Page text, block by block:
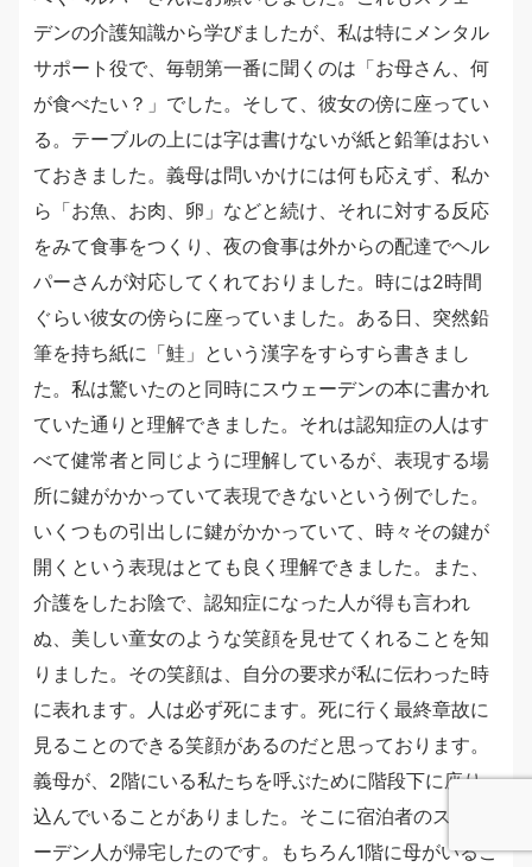
デンの介護知識から学びましたが、私は特にメンタル
サポート役で、毎朝第一番に聞くのは「お母さん、何
が食べたい？」でした。そして、彼女の傍に座ってい
る。テーブルの上には字は書けないが紙と鉛筆はおい
ておきました。義母は問いかけには何も応えず、私か
ら「お魚、お肉、卵」などと続け、それに対する反応
をみて食事をつくり、夜の食事は外からの配達でヘル
パーさんが対応してくれておりました。時には2時間
ぐらい彼女の傍らに座っていました。ある日、突然鉛
筆を持ち紙に「鮭」という漢字をすらすら書きまし
た。私は驚いたのと同時にスウェーデンの本に書かれ
ていた通りと理解できました。それは認知症の人はす
べて健常者と同じように理解しているが、表現する場
所に鍵がかかっていて表現できないという例でした。
いくつもの引出しに鍵がかかっていて、時々その鍵が
開くという表現はとても良く理解できました。また、
介護をしたお陰で、認知症になった人が得も言われ
ぬ、美しい童女のような笑顔を見せてくれることを知
りました。その笑顔は、自分の要求が私に伝わった時
に表れます。人は必ず死にます。死に行く最終章故に
見ることのできる笑顔があるのだと思っております。
義母が、2階にいる私たちを呼ぶために階段下に座り
込んでいることがありました。そこに宿泊者のスウェ
ーデン人が帰宅したのです。もちろん1階に母がいるこ